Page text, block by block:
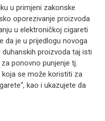
u primjeni zakonske
oporezivanje proizvoda
u elektroničkoj cigareti
da je u prijedlogu novoga
proizvoda taj isti
ponovno punjenje tj.
se može koristiti za
kao i ukazujete da